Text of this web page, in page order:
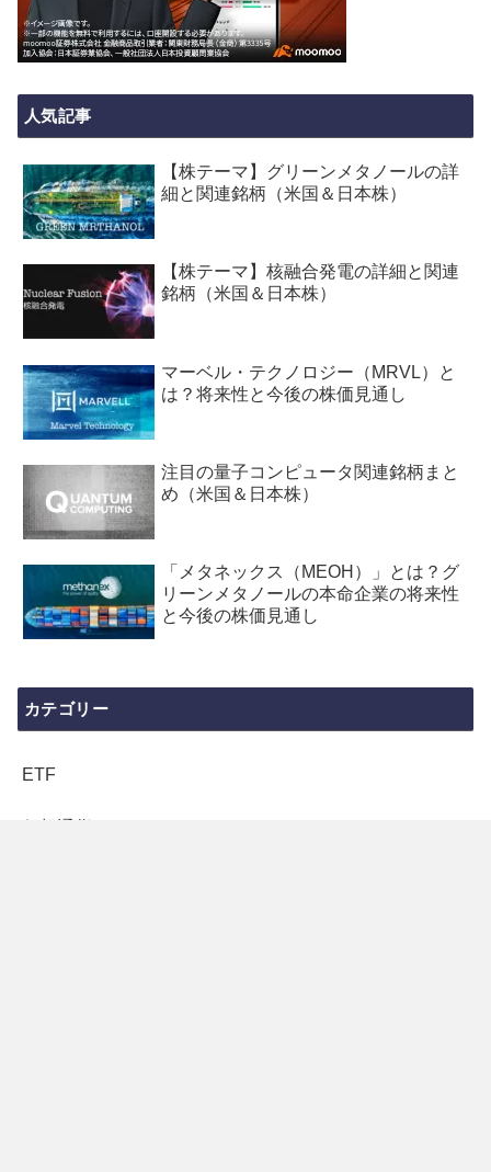
人気記事
【株テーマ】グリーンメタノールの詳
細と関連銘柄（米国＆日本株）
【株テーマ】核融合発電の詳細と関連
銘柄（米国＆日本株）
マーベル・テクノロジー（MRVL）と
は？将来性と今後の株価見通し
注目の量子コンピュータ関連銘柄まと
め（米国＆日本株）
「メタネックス（MEOH）」とは？グ
リーンメタノールの本命企業の将来性
と今後の株価見通し
カテゴリー
ETF